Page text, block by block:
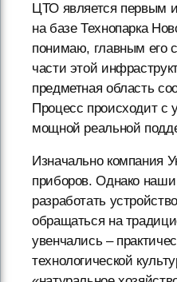
ЦТО является первым
на базе Технопарка
понимаю, главным его
части этой
предметная область
Процесс происходит с
мощной реальной
Изначально компания
приборов. Однако
разработать
обращаться на
увенчались –
технологической